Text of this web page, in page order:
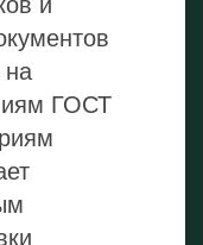
ГОСТ